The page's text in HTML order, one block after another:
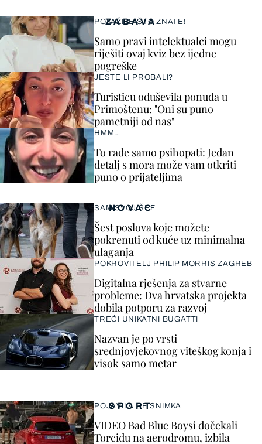
ZABAVA
POKAŽITE ŠTO ZNATE!
Samo pravi intelektualci mogu
riješiti ovaj kviz bez ijedne
pogreške
JESTE LI PROBALI?
Turisticu oduševila ponuda u
Primoštenu: "Oni su puno
pametniji od nas"
HMM…
To rade samo psihopati: Jedan
detalj s mora može vam otkriti
puno o prijateljima
SPORT
POJAVILA SE SNIMKA
VIDEO Bad Blue Boysi dočekali
Torcidu na aerodromu, izbila
NOVAC
SAM SVOJ ŠEF
Šest poslova koje možete
pokrenuti od kuće uz minimalna
ulaganja
POKROVITELJ PHILIP MORRIS ZAGREB
Digitalna rješenja za stvarne
probleme: Dva hrvatska projekta
dobila potporu za razvoj
TREĆI UNIKATNI BUGATTI
Nazvan je po vrsti
srednjovjekovnog viteškog konja i
visok samo metar